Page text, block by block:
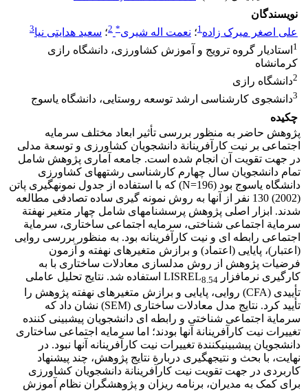
نویسندگان
علی اصغر میرک زاده1؛ نعمت اله شیری*
2؛ سعید هدایتی نیا3
1 استادیار گروه ترویج و آموزش کشاورزی، دانشگاه رازی
کرمانشاه
2دانشگاه رازی
3دانشجوی کارشناسی ارشد توسعه روستایی، دانشگاه یاسوج
چکیده
پژوهش حاضر به ‏منظور بررسی تأثیر ابعاد مختلف سرمایه
اجتماعی بر نیت کارآفرینانة دانشجویان کشاورزی و توسعة مدلی
در جهت تقویت آن انجام شده است. جامعه آماری پژوهش شامل
تمام دانشجویان سال چهارم کارشناسی رشته‏های کشاورزی
دانشگاه یاسوج بود (N=196) که با استفاده از جدول نمونه‏گیری پاتن
(2002) 130 نفر از آن‏ها به روش نمونه‏ گیری ساده تصادفی مطالعه
شدند. ابزار اصلی پژوهش پرسشنامه‏ای شامل چهار متغیر نهفتة
سرمایة اجتماعی شناختی، سرمایه اجتماعی ساختاری، سرمایة
اجتماعی رابطه ‏ای و نیت کارآفرینانه بود. به ‏منظور بررسی روایی
(اعتبار)، پایایی (اعتماد) و برازش متغیرهای نهفته و آزمون
فرضیات پژوهش از روش مدل‏سازی معادلات ساختاری با به‏
کارگیری نرم‏افزار LISREL 8.54
استفاده شد. نتایج تحلیل عاملی
تأییدی (CFA) روایی، پایایی و برازش متغیرهای نهفته پژوهش را
تأیید کرد. نتایج مدل معادلات ساختاری (SEM) نشان داد که
سرمایة اجتماعی شناختی و رابطه ‏ای دانشجویان پیش‏بینی ‏کننده
تغییرات نیت کارآفرینانة آن‏ها بودند؛ اما سرمایه اجتماعی ساختاری
دانشجویان پیش‏بینی‏کنندة‏ تغییرات نیت کارآفرینانه آن‏ها نبود. در
نهایت، با بحث و نتیجه‏گیری دربارة نتایج پژوهش، چند پیشنهاد
کاربردی در جهت تقویت نیت کارآفرینانة دانشجویان کشاورزی
برای کمک به مدیران، برنامه‏ ریزان و پژوهشگران نظام آموزش